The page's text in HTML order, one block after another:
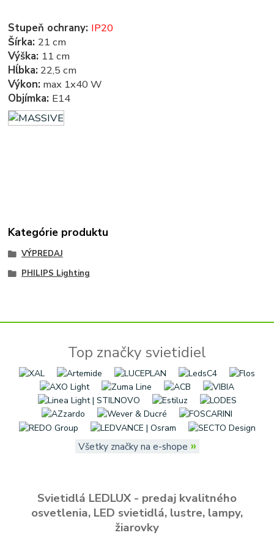
Stupeň ochrany: IP20
Šírka: 21 cm
Výška: 11 cm
Hĺbka: 22,5 cm
Výkon: max 1x40 W
Objímka: E14
Kategórie produktu
VÝPREDAJ
PHILIPS Lighting
Top značky svietidiel
Všetky značky na e-shope »
Svietidlá LEDLUX - predaj kvalitného
osvetlenia, LED svietidlá, lustre, lampy,
žiarovky